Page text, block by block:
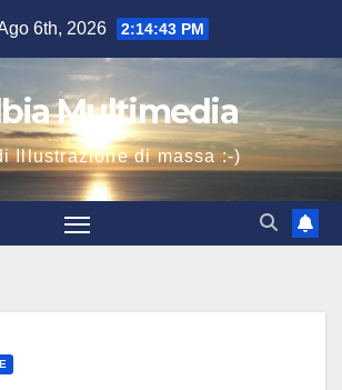
6th, 2026 2:14:43 PM
Multimedia
Illustrazione di massa :-)